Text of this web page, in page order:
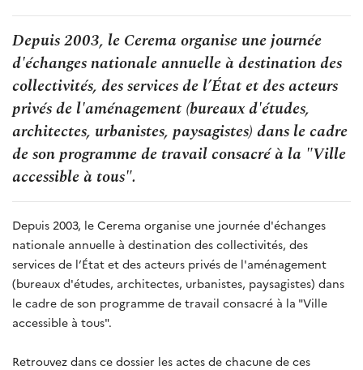
Depuis 2003, le Cerema organise une journée
d'échanges nationale annuelle à destination des
collectivités, des services de l’État et des acteurs
privés de l'aménagement (bureaux d'études,
architectes, urbanistes, paysagistes) dans le cadre
de son programme de travail consacré à la "Ville
accessible à tous".
Depuis 2003, le Cerema organise une journée d'échanges
nationale annuelle à destination des collectivités, des
services de l’État et des acteurs privés de l'aménagement
(bureaux d'études, architectes, urbanistes, paysagistes) dans
le cadre de son programme de travail consacré à la "Ville
accessible à tous".
Retrouvez dans ce dossier les actes de chacune de ces